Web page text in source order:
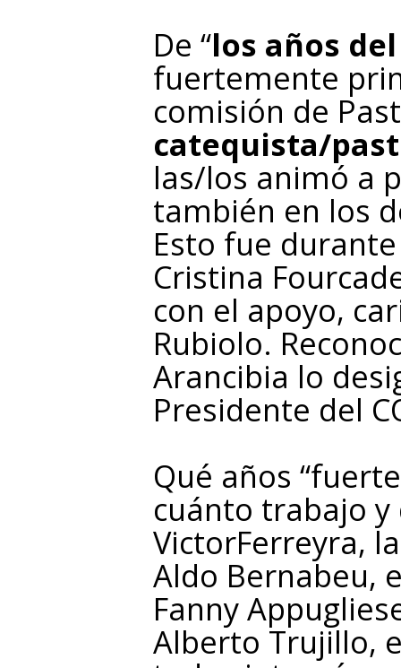
De “los años del
fuertemente
comisión de
catequista/
las/los animó a
también en los
Esto fue
Cristina
con el apoyo,
Rubiolo.
Arancibia lo
Presidente del
Qué años
cuánto trabajo
VictorFerreyra,
Aldo Bernabeu,
Fanny
Alberto Trujillo,